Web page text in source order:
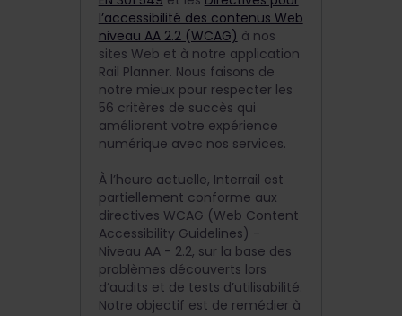
l’accessibilité des contenus Web
niveau AA 2.2 (WCAG) à nos
sites Web et à notre application
Rail Planner. Nous faisons de
notre mieux pour respecter les
56 critères de succès qui
améliorent votre expérience
numérique avec nos services.
À l’heure actuelle, Interrail est
partiellement conforme aux
directives WCAG (Web Content
Accessibility Guidelines) -
Niveau AA - 2.2, sur la base des
problèmes découverts lors
d’audits et de tests d’utilisabilité.
Notre objectif est de remédier à